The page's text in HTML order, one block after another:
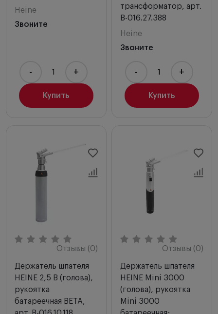
Heine
Звоните
Купить
- +
трансформатор, арт.
B-016.27.388
Heine
Звоните
Купить
- +
Отзывы (0)
Держатель шпателя
HEINE 2,5 В (голова),
рукоятка
батареечная BETA,
Отзывы (0)
Держатель шпателя
HEINE Mini 3000
(голова), рукоятка
Mini 3000